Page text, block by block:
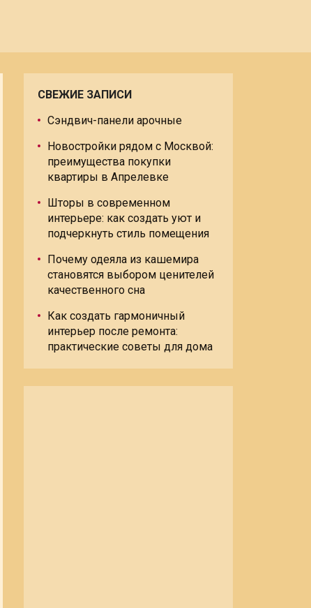
СВЕЖИЕ ЗАПИСИ
Сэндвич-панели арочные
Новостройки рядом с Москвой:
преимущества покупки
квартиры в Апрелевке
Шторы в современном
интерьере: как создать уют и
подчеркнуть стиль помещения
Почему одеяла из кашемира
становятся выбором ценителей
качественного сна
Как создать гармоничный
интерьер после ремонта:
практические советы для дома